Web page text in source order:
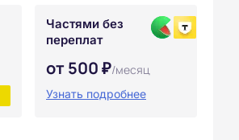
Частями без
переплат
от 500 ₽/месяц
Узнать подробнее